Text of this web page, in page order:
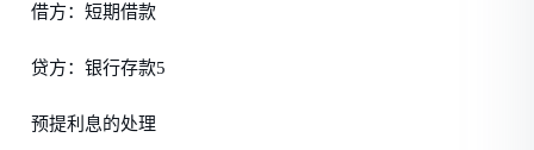
借方：短期借款
贷方：银行存款5
预提利息的处理